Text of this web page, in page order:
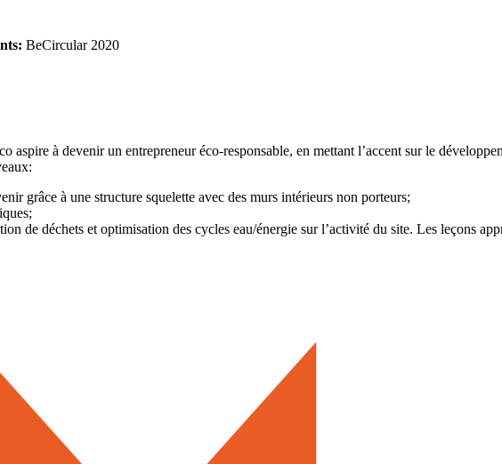
BeCircular 2020
aspire à devenir un entrepreneur éco-responsable, en mettant l’accent sur le
grâce à une structure squelette avec des murs intérieurs non porteurs;
de déchets et optimisation des cycles eau/énergie sur l’activité du site. Les leçons